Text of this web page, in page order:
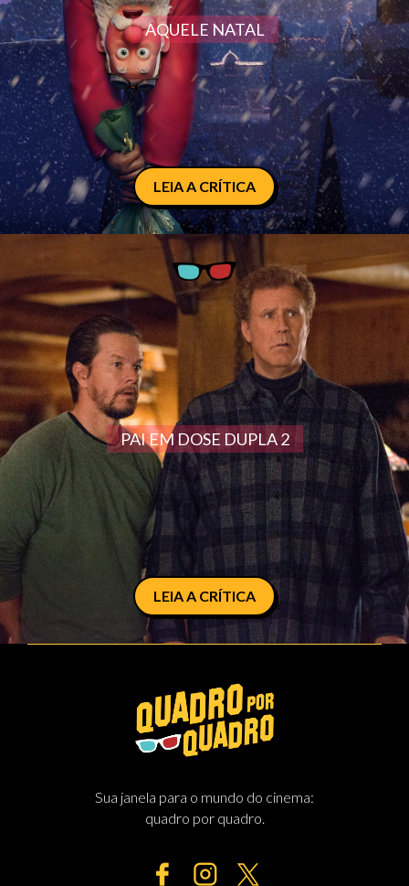
AQUELE NATAL
LEIA A CRÍTICA
PAI EM DOSE DUPLA 2
LEIA A CRÍTICA
Sua janela para o mundo do cinema:
quadro por quadro.